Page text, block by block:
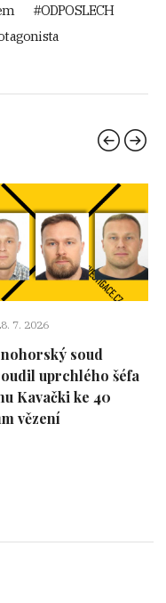
ODPOSLECH
7. 2026
soud
uprchlého šéfa
Kavački ke 40
vězení